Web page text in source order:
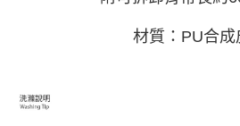
材質：PU合成